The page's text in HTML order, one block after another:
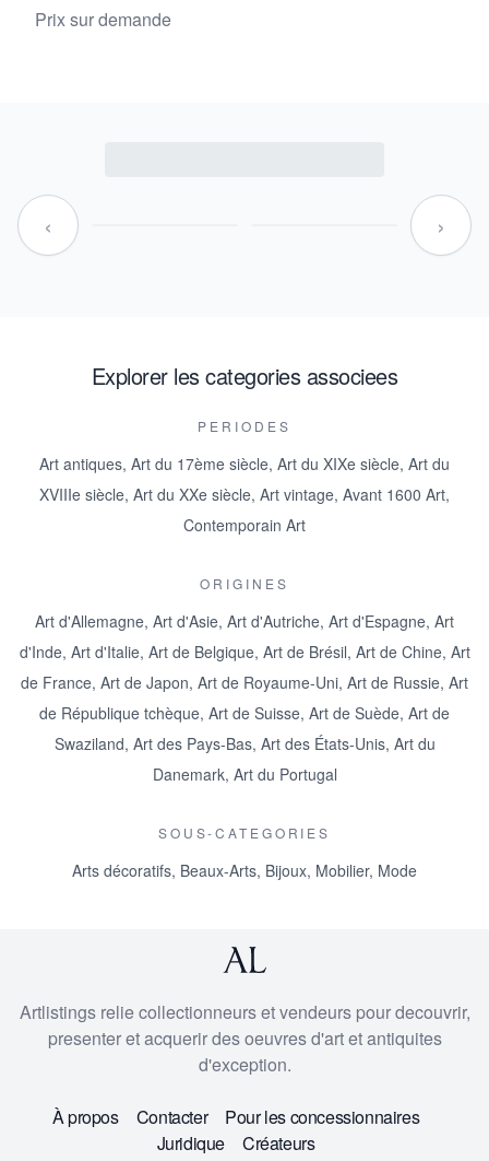
Prix sur demande
‹ ›
Explorer les categories associees
PERIODES
Art antiques, Art du 17ème siècle, Art du XIXe siècle, Art du
XVIIIe siècle, Art du XXe siècle, Art vintage, Avant 1600 Art,
Contemporain Art
ORIGINES
Art d'Allemagne, Art d'Asie, Art d'Autriche, Art d'Espagne, Art
d'Inde, Art d'Italie, Art de Belgique, Art de Brésil, Art de Chine, Art
de France, Art de Japon, Art de Royaume-Uni, Art de Russie, Art
de République tchèque, Art de Suisse, Art de Suède, Art de
Swaziland, Art des Pays-Bas, Art des États-Unis, Art du
Danemark, Art du Portugal
SOUS-CATEGORIES
Arts décoratifs, Beaux-Arts, Bijoux, Mobilier, Mode
Artlistings relie collectionneurs et vendeurs pour decouvrir,
presenter et acquerir des oeuvres d'art et antiquites
d'exception.
À propos Contacter
Pour les concessionnaires
Juridique
Créateurs